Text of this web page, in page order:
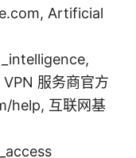
Artificial
服务商官方
help, 互联网基